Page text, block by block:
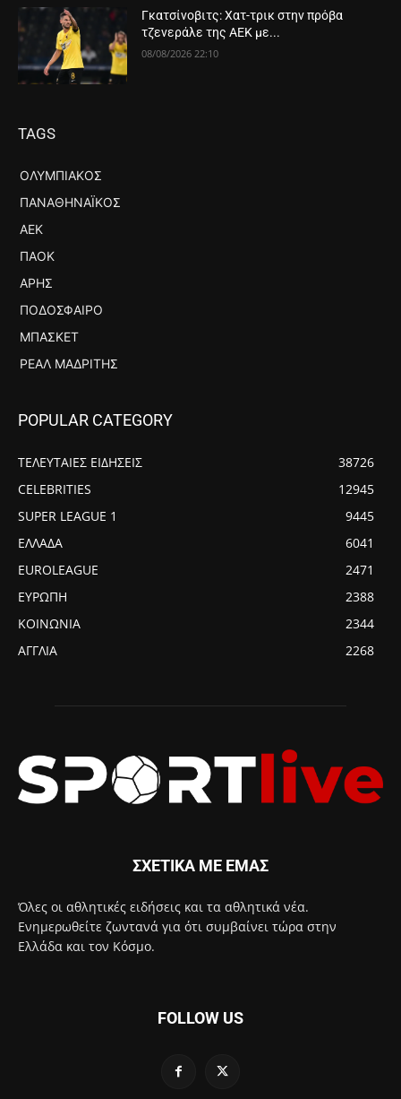
Γκατσίνοβιτς: Χατ-τρικ στην πρόβα
τζενεράλε της ΑΕΚ με...
08/08/2026 22:10
TAGS
ΟΛΥΜΠΙΑΚΌΣ
ΠΑΝΑΘΗΝΑΪΚΌΣ
ΑΕΚ
ΠΑΟΚ
ΆΡΗΣ
ΠΟΔΌΣΦΑΙΡΟ
ΜΠΆΣΚΕΤ
ΡΕΆΛ ΜΑΔΡΊΤΗΣ
POPULAR CATEGORY
ΤΕΛΕΥΤΑΙΕΣ ΕΙΔΗΣΕΙΣ
38726
CELEBRITIES
12945
SUPER LEAGUE 1
9445
ΕΛΛΑΔΑ
6041
EUROLEAGUE
2471
ΕΥΡΩΠΗ
2388
ΚΟΙΝΩΝΙΑ
2344
ΑΓΓΛΙΑ
2268
ΣΧΕΤΙΚΑ ΜΕ ΕΜΑΣ
Όλες οι αθλητικές ειδήσεις και τα αθλητικά νέα.
Ενημερωθείτε ζωντανά για ότι συμβαίνει τώρα στην
Ελλάδα και τον Κόσμο.
FOLLOW US